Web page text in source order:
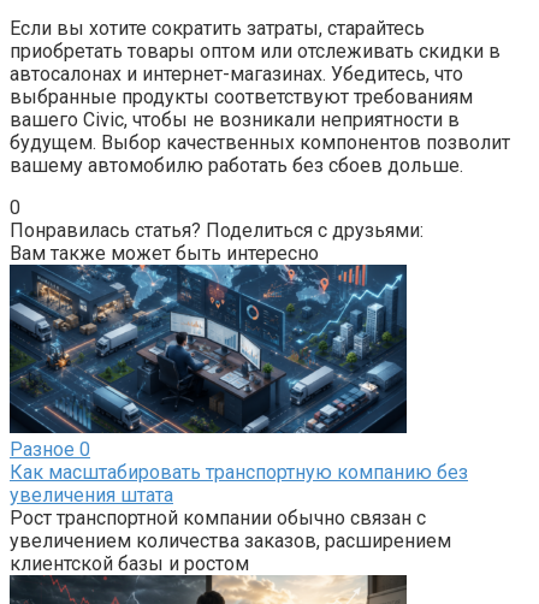
Если вы хотите сократить затраты, старайтесь
приобретать товары оптом или отслеживать скидки в
автосалонах и интернет-магазинах. Убедитесь, что
выбранные продукты соответствуют требованиям
вашего Civic, чтобы не возникали неприятности в
будущем. Выбор качественных компонентов позволит
вашему автомобилю работать без сбоев дольше.
0
Понравилась статья? Поделиться с друзьями:
Вам также может быть интересно
Разное 0
Как масштабировать транспортную компанию без
увеличения штата
Рост транспортной компании обычно связан с
увеличением количества заказов, расширением
клиентской базы и ростом